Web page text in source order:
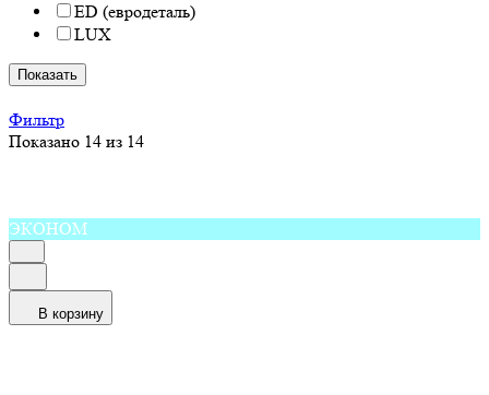
ED (евродеталь)
LUX
Показать
Фильтр
Показано 14 из 14
ЭКОНОМ
В корзину